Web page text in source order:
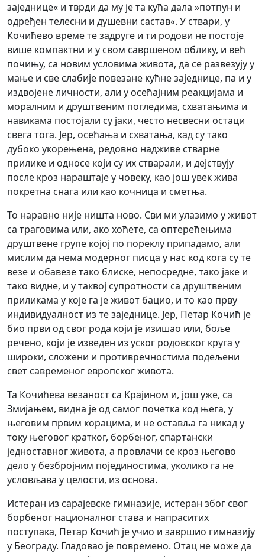
заједнице« и тврди да му је та кућа дала »потпун и
одређен телесни и душевни састав«. У ствари, у
Кочићево време те задруге и ти родови не постоје
више компактни и у свом савршеном облику, и већ
почињу, са новим условима живота, да се развезују у
мање и све слабије повезане кућне заједнице, па и у
издвојене личности, али у осећајним реакцијама и
моралним и друштвеним погледима, схватањима и
навикама постојали су јаки, често несвесни остаци
свега тога. Јер, осећања и схватања, кад су тако
дубоко укорењена, редовно надживе стварне
прилике и односе који су их стварали, и дејствују
после кроз нараштаје у човеку, као још увек жива
покретна снага или као кочница и сметња.
То наравно није ништа ново. Сви ми улазимо у живот
са траговима или, ако хоћете, са оптерећењима
друштвене групе којој по пореклу припадамо, али
мислим да нема модерног писца у нас код кога су те
везе и обавезе тако блиске, непосредне, тако јаке и
тако видне, и у таквој супротности са друштвеним
приликама у које га је живот бацио, и то као прву
индивидуалност из те заједнице. Јер, Петар Кочић је
био први од свог рода који је изишао или, боље
речено, који је изведен из уског родовског круга у
широки, сложени и противречностима подељени
свет савременог европског живота.
Та Кочићева везаност са Крајином и, још уже, са
Змијањем, видна је од самог почетка код њега, у
његовим првим корацима, и не оставља га никад у
току његовог кратког, борбеног, спартански
једноставног живота, а провлачи се кроз његово
дело у безбројним појединостима, уколико га не
условљава у целости, из основа.
Истеран из сарајевске гимназије, истеран због свог
борбеног националног става и напраситих
поступака, Петар Кочић је учио и завршио гимназију
у Београду. Гладовао је повремено. Отац не може да